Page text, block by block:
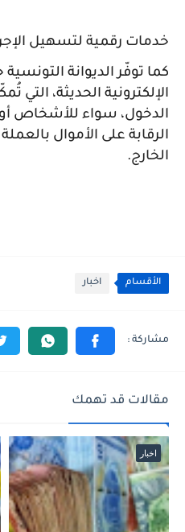
خدمات رقمية لتسهيل
كما توفّر الديوانة
الإلكترونية الحديثة،
الدخول، سواء للأشخاص أو
الرقابة على الأموال
الخارج.
الأقسام اخبار
مقالات قد تهمك
اخبار